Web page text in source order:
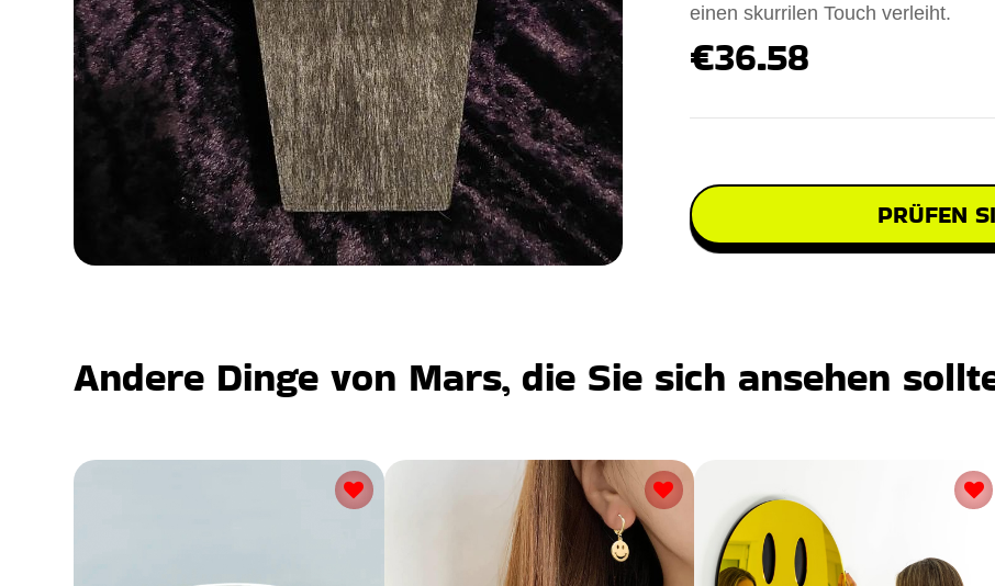
einen skurrilen Touch verleiht.
€36.58
PRÜFEN
Andere Dinge von Mars, die Sie sich ansehen